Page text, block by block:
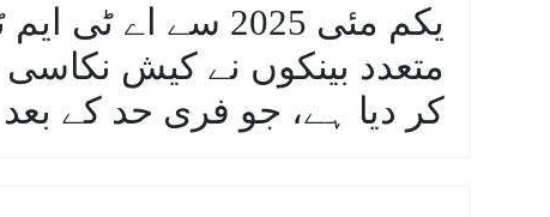
یکم مئی 2025 سے
متعدد بینکوں نے کیش
کر دیا ہے، جو فری حد کے